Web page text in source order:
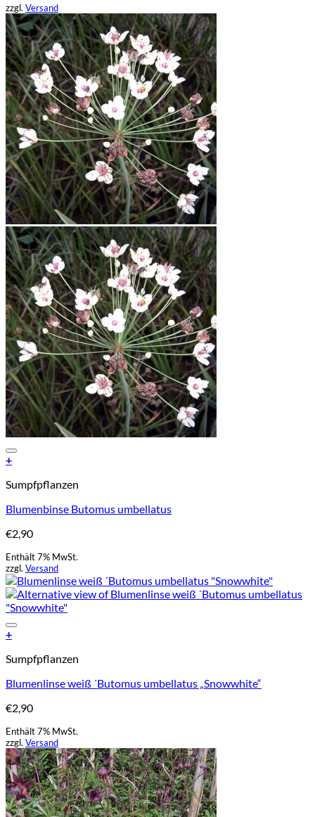
zzgl. Versand
+
Sumpfpflanzen
Blumenbinse Butomus umbellatus
€2,90
Enthält 7% MwSt.
zzgl. Versand
+
Sumpfpflanzen
Blumenlinse weiß ´Butomus umbellatus „Snowwhite“
€2,90
Enthält 7% MwSt.
zzgl. Versand